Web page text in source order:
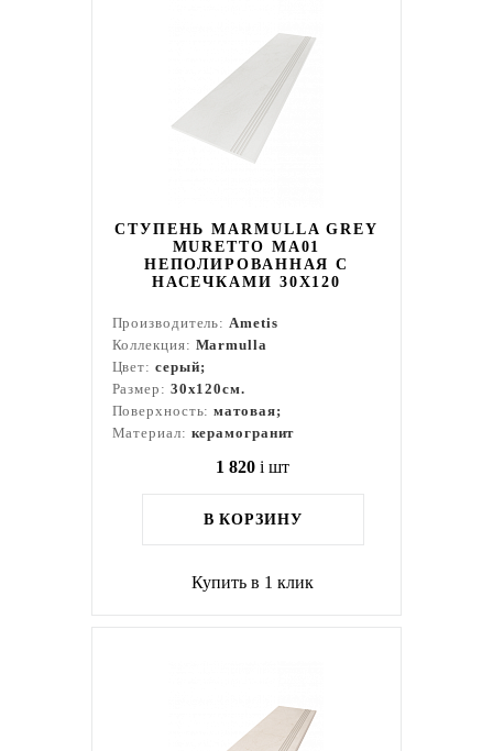
СТУПЕНЬ MARMULLA GREY
MURETTO MA01
НЕПОЛИРОВАННАЯ С
НАСЕЧКАМИ 30X120
Производитель:Ametis
Коллекция: Marmulla
Цвет: серый;
Размер: 30x120см.
Поверхность:матовая;
Материал: керамогранит
1 820 i шт
В КОРЗИНУ
Купить в 1 клик